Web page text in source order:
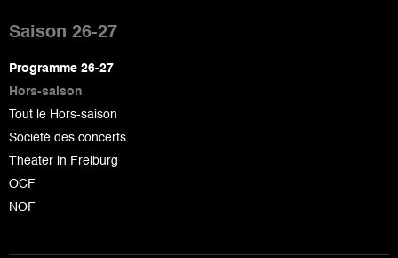
de
page
Saison 26-27
Programme 26-27
Hors-saison
Tout le Hors-saison
Société des concerts
Theater in Freiburg
OCF
NOF